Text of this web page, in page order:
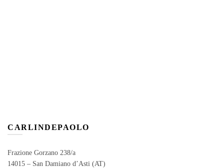
CARLINDEPAOLO
Frazione Gorzano 238/a
14015 – San Damiano d’Asti (AT)